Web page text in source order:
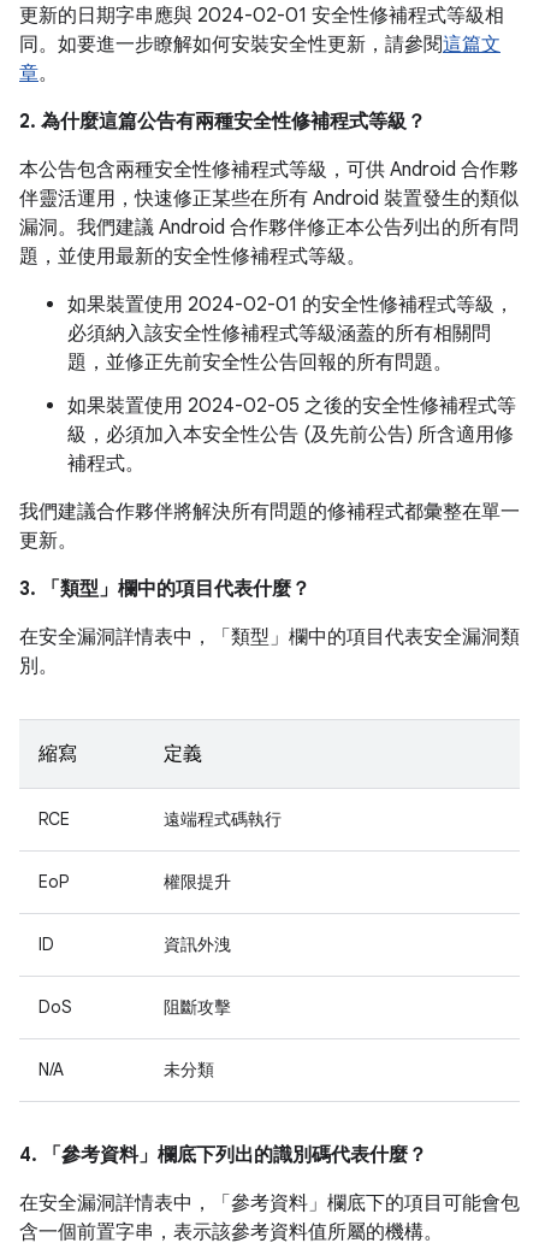
更新的日期字串應與 2024-02-01 安全性修補程式等級相
同。如要進一步瞭解如何安裝安全性更新，請參閱這篇文
章。
2. 為什麼這篇公告有兩種安全性修補程式等級？
本公告包含兩種安全性修補程式等級，可供 Android 合作夥
伴靈活運用，快速修正某些在所有 Android 裝置發生的類似
漏洞。我們建議 Android 合作夥伴修正本公告列出的所有問
題，並使用最新的安全性修補程式等級。
如果裝置使用 2024-02-01 的安全性修補程式等級，
必須納入該安全性修補程式等級涵蓋的所有相關問
題，並修正先前安全性公告回報的所有問題。
如果裝置使用 2024-02-05 之後的安全性修補程式等
級，必須加入本安全性公告 (及先前公告) 所含適用修
補程式。
我們建議合作夥伴將解決所有問題的修補程式都彙整在單一
更新。
3. 「類型」 欄中的項目代表什麼？
在安全漏洞詳情表中，「類型」 欄中的項目代表安全漏洞類
別。
縮寫 定義
RCE 遠端程式碼執行
EoP 權限提升
ID 資訊外洩
DoS 阻斷攻擊
N/A 未分類
4. 「參考資料」 欄底下列出的識別碼代表什麼？
在安全漏洞詳情表中，「參考資料」 欄底下的項目可能會包
含一個前置字串，表示該參考資料值所屬的機構。